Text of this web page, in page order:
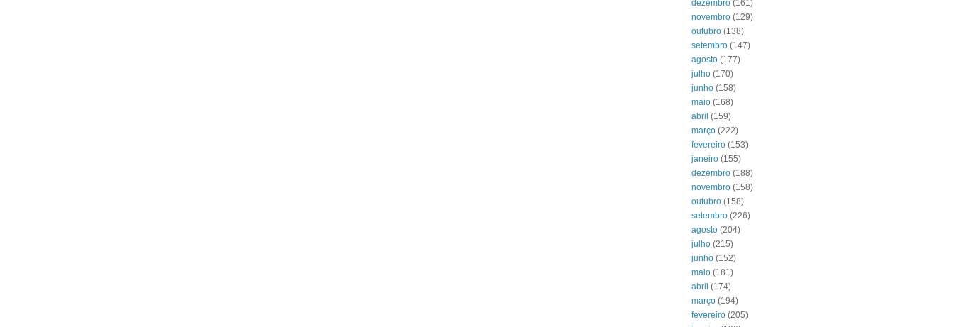
dezembro (161)
novembro (129)
outubro (138)
setembro (147)
agosto (177)
julho (170)
junho (158)
maio (168)
abril (159)
março (222)
fevereiro (153)
janeiro (155)
dezembro (188)
novembro (158)
outubro (158)
setembro (226)
agosto (204)
julho (215)
junho (152)
maio (181)
abril (174)
março (194)
fevereiro (205)